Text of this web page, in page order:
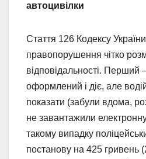
автоцивілки
Стаття 126 Кодексу
правопорушення чітко
відповідальності. Перший
оформлений і діє, але
показати (забули вдома,
не завантажили
такому випадку
постанову на 425 гривень